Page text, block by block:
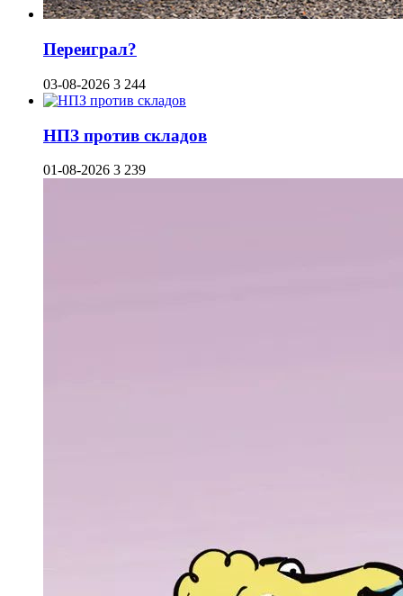
Переиграл?
03-08-2026 3 244
НПЗ против складов
01-08-2026 3 239